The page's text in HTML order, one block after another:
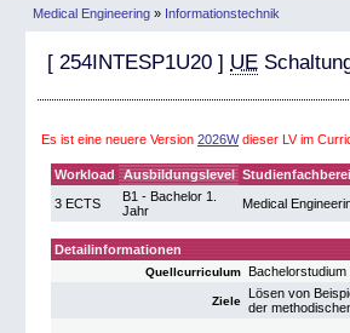
Medical Engineering » Informationstechnik
[ 254INTESP1U20 ] UE
Es ist eine neuere Version 2026Wdieser LV im
Workload Ausbildungslevel
3 ECTS
B1 - Bachelor 1.
Jahr
Medical
Detailinformationen
Quellcurriculum Bachelorstudium
Ziele
Lösen von
der